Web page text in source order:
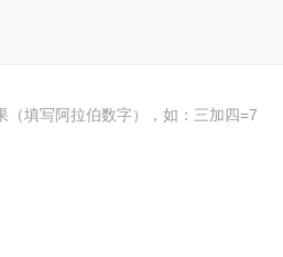
（填写阿拉伯数字），如：三加四=7